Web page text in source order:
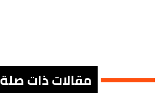
مقالات ذات صلة